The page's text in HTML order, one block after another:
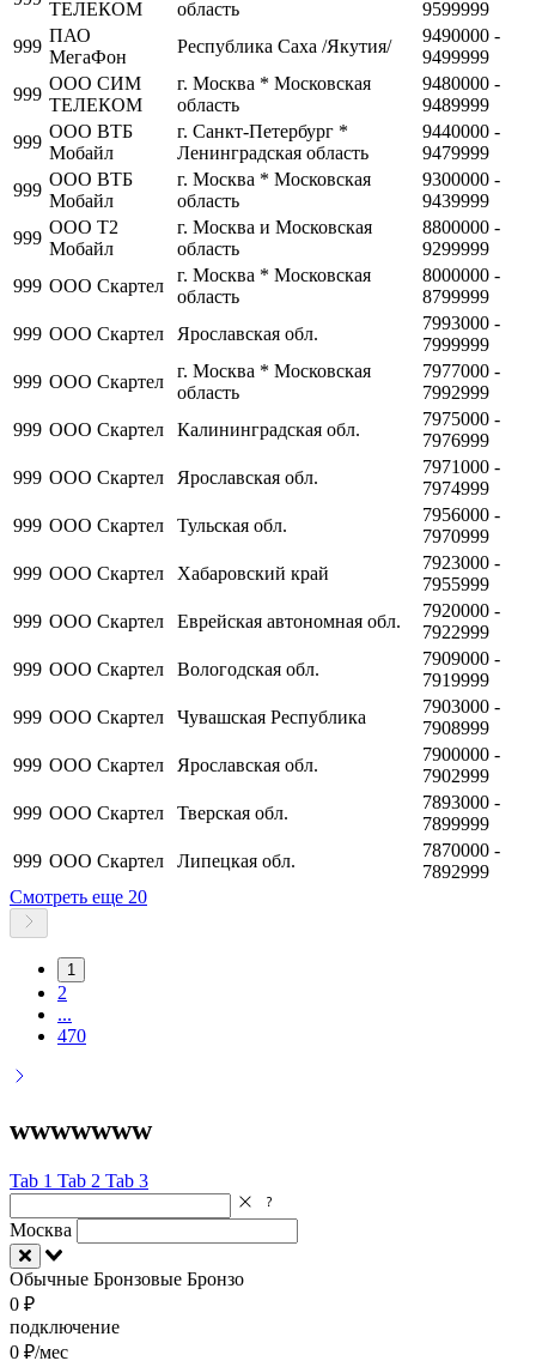
ТЕЛЕКОМ
область
9599999
999
ПАО
МегаФон
Республика Саха /Якутия/
9490000 -
9499999
999
ООО СИМ
ТЕЛЕКОМ
г. Москва * Московская
область
9480000 -
9489999
999
ООО ВТБ
Мобайл
г. Санкт-Петербург *
Ленинградская область
9440000 -
9479999
999
ООО ВТБ
Мобайл
г. Москва * Московская
область
9300000 -
9439999
999
ООО Т2
Мобайл
г. Москва и Московская
область
8800000 -
9299999
999 ООО Скартел
г. Москва * Московская
область
8000000 -
8799999
999 ООО Скартел Ярославская обл.
7993000 -
7999999
999 ООО Скартел
г. Москва * Московская
область
7977000 -
7992999
999 ООО Скартел Калининградская обл.
7975000 -
7976999
999 ООО Скартел Ярославская обл.
7971000 -
7974999
999 ООО Скартел Тульская обл.
7956000 -
7970999
999 ООО Скартел Хабаровский край
7923000 -
7955999
999 ООО Скартел Еврейская автономная обл.
7920000 -
7922999
999 ООО Скартел Вологодская обл.
7909000 -
7919999
999 ООО Скартел Чувашская Республика
7903000 -
7908999
999 ООО Скартел Ярославская обл.
7900000 -
7902999
999 ООО Скартел Тверская обл.
7893000 -
7899999
999 ООО Скартел Липецкая обл.
7870000 -
7892999
Смотреть еще 20
1
2
...
470
wwwwwww
Tab 1 Tab 2 Tab 3
Москва
Обычные Бронзовые Бронзо
0 ₽
подключение
0 ₽/мес